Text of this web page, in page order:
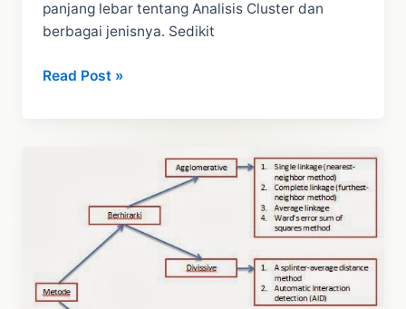
panjang lebar tentang Analisis Cluster dan
berbagai jenisnya. Sedikit
Tutorial
Read Post »